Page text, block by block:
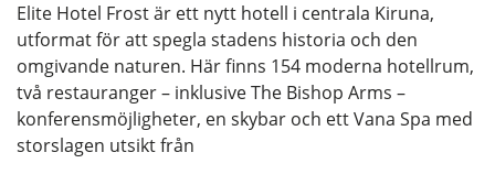
Elite Hotel Frost är ett nytt hotell i centrala Kiruna,
utformat för att spegla stadens historia och den
omgivande naturen. Här finns 154 moderna hotellrum,
två restauranger – inklusive The Bishop Arms –
konferensmöjligheter, en skybar och ett Vana Spa med
storslagen utsikt från